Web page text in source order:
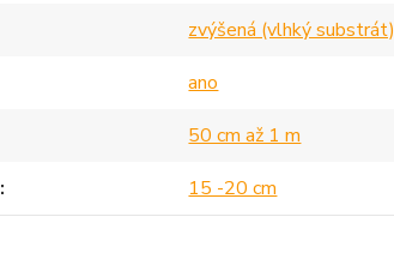
zvýšená (vlhký substrát)
ano
50 cm až 1 m
15 -20 cm